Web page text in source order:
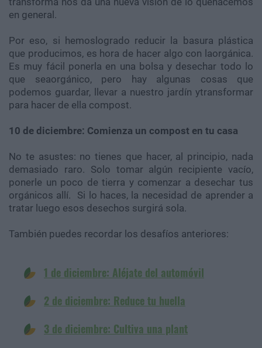
en general.
Por eso, si hemoslogrado reducir la basura plástica
que producimos, es hora de hacer algo con laorgánica.
Es muy fácil ponerla en una bolsa y desechar todo lo
que seaorgánico, pero hay algunas cosas que
podemos guardar, llevar a nuestro jardín ytransformar
para hacer de ella compost.
10 de diciembre: Comienza un compost en tu casa
No te asustes: no tienes que hacer, al principio, nada
demasiado raro. Solo tomar algún recipiente vacío,
ponerle un poco de tierra y comenzar a desechar tus
orgánicos allí. Si lo haces, la necesidad de aprender a
tratar luego esos desechos surgirá sola.
También puedes recordar los desafíos anteriores:
1 de diciembre: Aléjate del automóvil
2 de diciembre: Reduce tu huella
3 de diciembre: Cultiva una plant